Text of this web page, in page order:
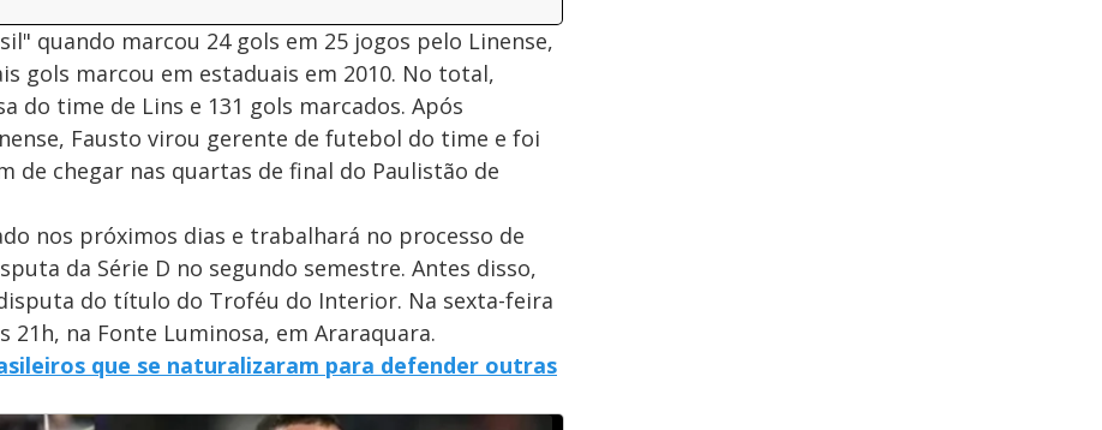
quando marcou 24 gols em 25 jogos pelo Linense,
gols marcou em estaduais em 2010. No total,
do time de Lins e 131 gols marcados. Após
Fausto virou gerente de futebol do time e foi
de chegar nas quartas de final do Paulistão de
nos próximos dias e trabalhará no processo de
da Série D no segundo semestre. Antes disso,
do título do Troféu do Interior. Na sexta-feira
21h, na Fonte Luminosa, em Araraquara.
que se naturalizaram para defender outras